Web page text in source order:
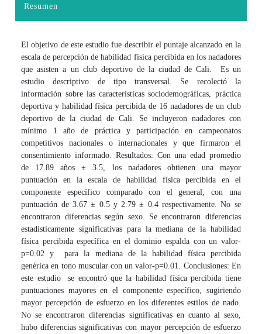
Resumen
El objetivo de este estudio fue describir el puntaje alcanzado en la
escala de percepción de habilidad física percibida en los nadadores
que asisten a un club deportivo de la ciudad de Cali. Es un
estudio descriptivo de tipo transversal. Se recolectó la
información sobre las características sociodemográficas, práctica
deportiva y habilidad física percibida de 16 nadadores de un club
deportivo de la ciudad de Cali. Se incluyeron nadadores con
mínimo 1 año de práctica y participación en campeonatos
competitivos nacionales o internacionales y que firmaron el
consentimiento informado. Resultados: Con una edad promedio
de 17.89 años ± 3.5, los nadadores obtienen una mayor
puntuación en la escala de habilidad física percibida en el
componente específico comparado con el general, con una
puntuación de 3.67 ± 0.5 y 2.79 ± 0.4 respectivamente. No se
encontraron diferencias según sexo. Se encontraron diferencias
estadísticamente significativas para la mediana de la habilidad
física percibida específica en el dominio espalda con un valor-
p=0.02 y para la mediana de la habilidad física percibida
genérica en tono muscular con un valor-p=0.01. Conclusiones: En
este estudio se encontró que la habilidad física percibida tiene
puntuaciones mayores en el componente específico, sugiriendo
mayor percepción de esfuerzo en los diferentes estilos de nado.
No se encontraron diferencias significativas en cuanto al sexo,
hubo diferencias significativas con mayor percepción de esfuerzo